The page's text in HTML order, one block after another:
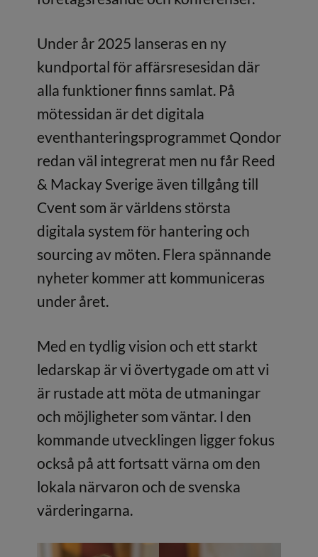
Under år 2025 lanseras en ny
kundportal för affärsresesidan där
alla funktioner finns samlat. På
mötessidan är det digitala
eventhanteringsprogrammet Qondor
redan väl integrerat men nu får Reed
& Mackay Sverige även tillgång till
Cvent som är världens största
digitala system för hantering och
sourcing av möten. Flera spännande
nyheter kommer att kommuniceras
under året.
Med en tydlig vision och ett starkt
ledarskap är vi övertygade om att vi
är rustade att möta de utmaningar
och möjligheter som väntar. I den
kommande utvecklingen ligger fokus
också på att fortsatt värna om den
lokala närvaron och de svenska
värderingarna.